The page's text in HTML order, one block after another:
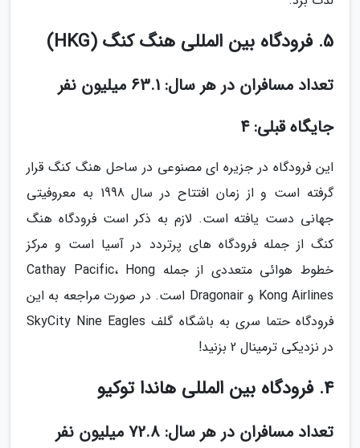
5. فرودگاه بین المللی هنگ کنگ (HKG)
تعداد مسافران در هر سال: 63.1 میلیون نفر
جایگاه قبلی: 4
این فرودگاه در جزیره ای مصنوعی در ساحل هنگ کنگ قرار
گرفته است و از زمان افتتاح در سال 1998 به معروفیتی
جهانی دست یافته است. لازم به ذکر است فرودگاه هنگ
کنگ از جمله فرودگاه های پرتردد در آسیا است و مرکز
خطوط هوائی متعددی از جمله Cathay Pacific، Hong
Kong Airlines و Dragonair است. در صورت مراجعه به این
فرودگاه حتما سری به باشگاه گلف SkyCity Nine Eagles
در نزدیکی ترمینال 2 بزنید!
4. فرودگاه بین المللی هاندا توکیو
تعداد مسافران در هر سال: 72.8 میلیون نفر